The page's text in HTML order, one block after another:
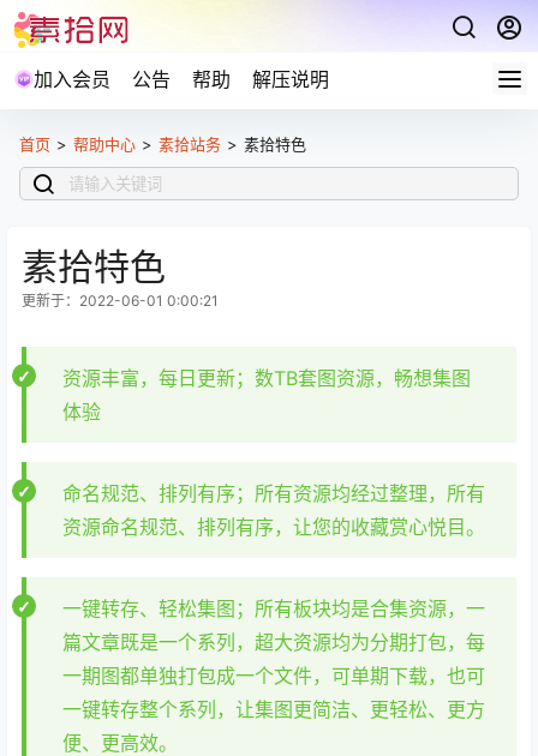
加入会员 公告 帮助 解压说明
首页 > 帮助中心 > 素拾站务 > 素拾特色
素拾特色
更新于：2022-06-01 0:00:21
资源丰富，每日更新；数TB套图资源，畅想集图
体验
命名规范、排列有序；所有资源均经过整理，所有
资源命名规范、排列有序，让您的收藏赏心悦目。
一键转存、轻松集图；所有板块均是合集资源，一
篇文章既是一个系列，超大资源均为分期打包，每
一期图都单独打包成一个文件，可单期下载，也可
一键转存整个系列，让集图更简洁、更轻松、更方
便、更高效。